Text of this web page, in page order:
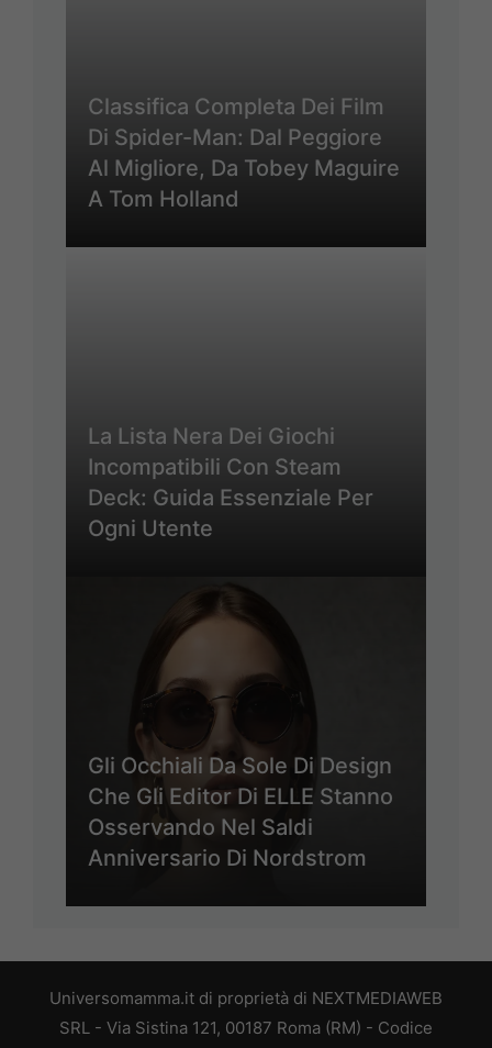
Classifica Completa Dei Film
Di Spider-Man: Dal Peggiore
Al Migliore, Da Tobey Maguire
A Tom Holland
La Lista Nera Dei Giochi
Incompatibili Con Steam
Deck: Guida Essenziale Per
Ogni Utente
Gli Occhiali Da Sole Di Design
Che Gli Editor Di ELLE Stanno
Osservando Nel Saldi
Anniversario Di Nordstrom
Universomamma.it di proprietà di NEXTMEDIAWEB
SRL - Via Sistina 121, 00187 Roma (RM) - Codice